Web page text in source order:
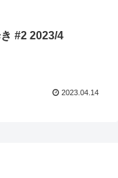
#2 2023/4
2023.04.14